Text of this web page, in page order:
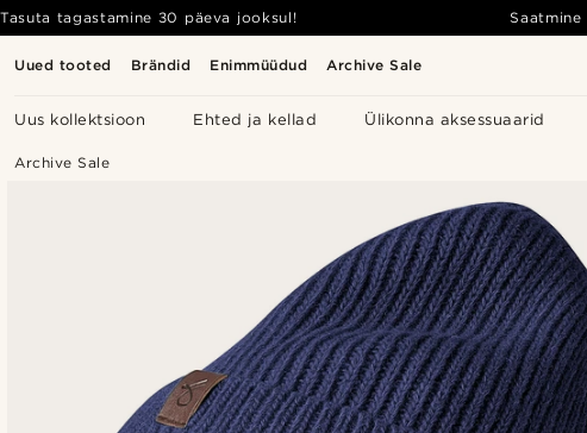
Uued tooted Brändid Enimmüüdud Archive Sale
Uus kollektsioon Ehted ja kellad Ülikonna aksessuaarid
Tasuta tagastamine 30 päeva jooksul! Saatmine
Archive Sale